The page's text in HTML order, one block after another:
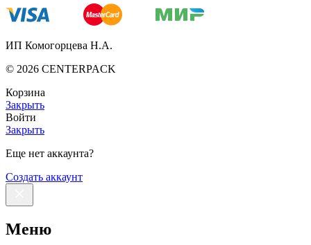
ИП Комогорцева Н.А.
© 2026 CENTERPACK
Корзина
Закрыть
Войти
Закрыть
Еще нет аккаунта?
Создать аккаунт
Меню